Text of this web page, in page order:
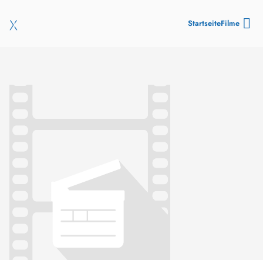
StartseiteFilme